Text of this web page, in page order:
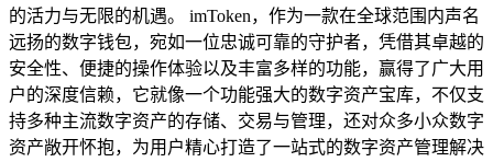
的活力与无限的机遇。 imToken，作为一款在全球范围内声名
远扬的数字钱包，宛如一位忠诚可靠的守护者，凭借其卓越的
安全性、便捷的操作体验以及丰富多样的功能，赢得了广大用
户的深度信赖，它就像一个功能强大的数字资产宝库，不仅支
持多种主流数字资产的存储、交易与管理，还对众多小众数字
资产敞开怀抱，为用户精心打造了一站式的数字资产管理解决